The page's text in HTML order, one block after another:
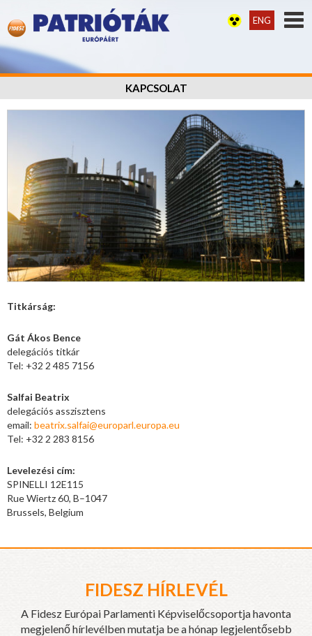
ENG
KAPCSOLAT
Titkárság:
Gát Ákos Bence
delegációs titkár
Tel: +32 2 485 7156
Salfai Beatrix
delegációs asszisztens
email: beatrix.salfai@europarl.europa.eu
Tel: +32 2 283 8156
Levelezési cím:
SPINELLI 12E115
Rue Wiertz 60, B–1047
Brussels, Belgium
FIDESZ HÍRLEVÉL
A Fidesz Európai Parlamenti Képviselőcsoportja havonta
megjelenő hírlevélben mutatja be a hónap legjelentősebb